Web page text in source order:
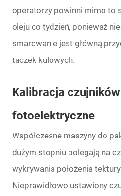
operatorzy powinni mimo to
oleju co tydzień, ponieważ
smarowanie jest główną
taczek kulowych.
Kalibracja
fotoelektryczne
Współczesne maszyny do
dużym stopniu polegają na
wykrywania położenia
Nieprawidłowo ustawiony